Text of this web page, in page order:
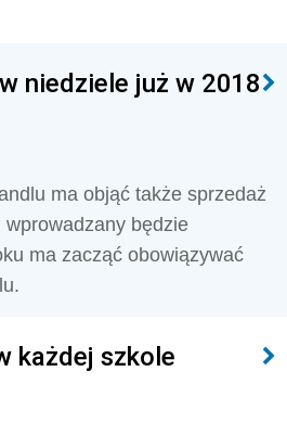
niedziele już w 2018
ma objąć także sprzedaż
będzie
ma zacząć obowiązywać
każdej szkole